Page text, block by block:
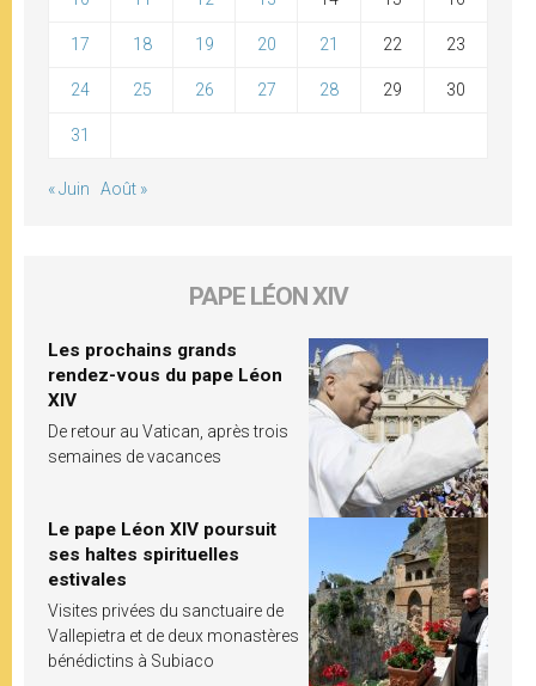
17 18 19 20 21 22 23
24 25 26 27 28 29 30
31
« Juin Août »
PAPE LÉON XIV
Les prochains grands
rendez-vous du pape Léon
XIV
De retour au Vatican, après trois
semaines de vacances
Le pape Léon XIV poursuit
ses haltes spirituelles
estivales
Visites privées du sanctuaire de
Vallepietra et de deux monastères
bénédictins à Subiaco